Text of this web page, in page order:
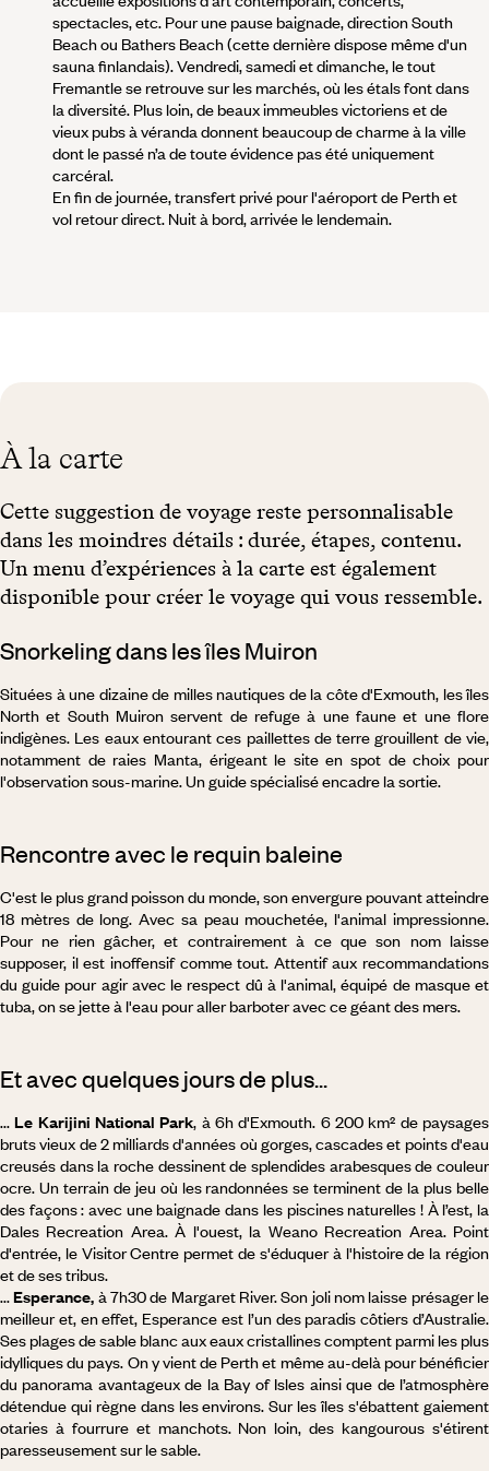
spectacles, etc. Pour une pause baignade, direction South
Beach ou Bathers Beach (cette dernière dispose même d'un
sauna finlandais). Vendredi, samedi et dimanche, le tout
Fremantle se retrouve sur les marchés, où les étals font dans
la diversité. Plus loin, de beaux immeubles victoriens et de
vieux pubs à véranda donnent beaucoup de charme à la ville
dont le passé n’a de toute évidence pas été uniquement
carcéral.
En fin de journée, transfert privé pour l'aéroport de Perth et
vol retour direct. Nuit à bord, arrivée le lendemain.
À la carte
Cette suggestion de voyage reste personnalisable
dans les moindres détails : durée, étapes, contenu.
Un menu d’expériences à la carte est également
disponible pour créer le voyage qui vous ressemble.
Snorkeling dans les îles Muiron
Situées à une dizaine de milles nautiques de la côte d'Exmouth, les îles
North et South Muiron servent de refuge à une faune et une flore
indigènes. Les eaux entourant ces paillettes de terre grouillent de vie,
notamment de raies Manta, érigeant le site en spot de choix pour
l'observation sous-marine. Un guide spécialisé encadre la sortie.
Rencontre avec le requin baleine
C'est le plus grand poisson du monde, son envergure pouvant atteindre
18 mètres de long. Avec sa peau mouchetée, l'animal impressionne.
Pour ne rien gâcher, et contrairement à ce que son nom laisse
supposer, il est inoffensif comme tout. Attentif aux recommandations
du guide pour agir avec le respect dû à l'animal, équipé de masque et
tuba, on se jette à l'eau pour aller barboter avec ce géant des mers.
Et avec quelques jours de plus...
...Le Karijini National Park, à 6h d'Exmouth. 6 200 km² de paysages
bruts vieux de 2 milliards d'années où gorges, cascades et points d'eau
creusés dans la roche dessinent de splendides arabesques de couleur
ocre. Un terrain de jeu où les randonnées se terminent de la plus belle
des façons : avec une baignade dans les piscines naturelles ! À l’est, la
Dales Recreation Area. À l'ouest, la Weano Recreation Area. Point
d'entrée, le Visitor Centre permet de s'éduquer à l'histoire de la région
et de ses tribus.
...Esperance, à 7h30 de Margaret River. Son joli nom laisse présager le
meilleur et, en effet, Esperance est l’un des paradis côtiers d’Australie.
Ses plages de sable blanc aux eaux cristallines comptent parmi les plus
idylliques du pays. On y vient de Perth et même au-delà pour bénéficier
du panorama avantageux de la Bay of Isles ainsi que de l’atmosphère
détendue qui règne dans les environs. Sur les îles s'ébattent gaiement
otaries à fourrure et manchots. Non loin, des kangourous s'étirent
paresseusement sur le sable.